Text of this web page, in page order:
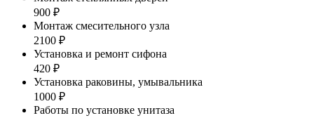
900 ₽
Монтаж смесительного узла
2100 ₽
Установка и ремонт сифона
420 ₽
Установка раковины, умывальника
1000 ₽
Работы по установке унитаза